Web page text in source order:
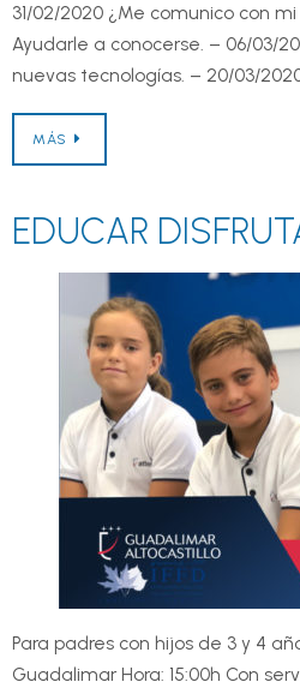
31/02/2020 ¿Me comunico con
Ayudarle a conocerse. – 06/03/
nuevas tecnologías. – 20/03/
MÁS
EDUCAR
Para padres con hijos de 3 y 4
Guadalimar Hora: 15:00h Con